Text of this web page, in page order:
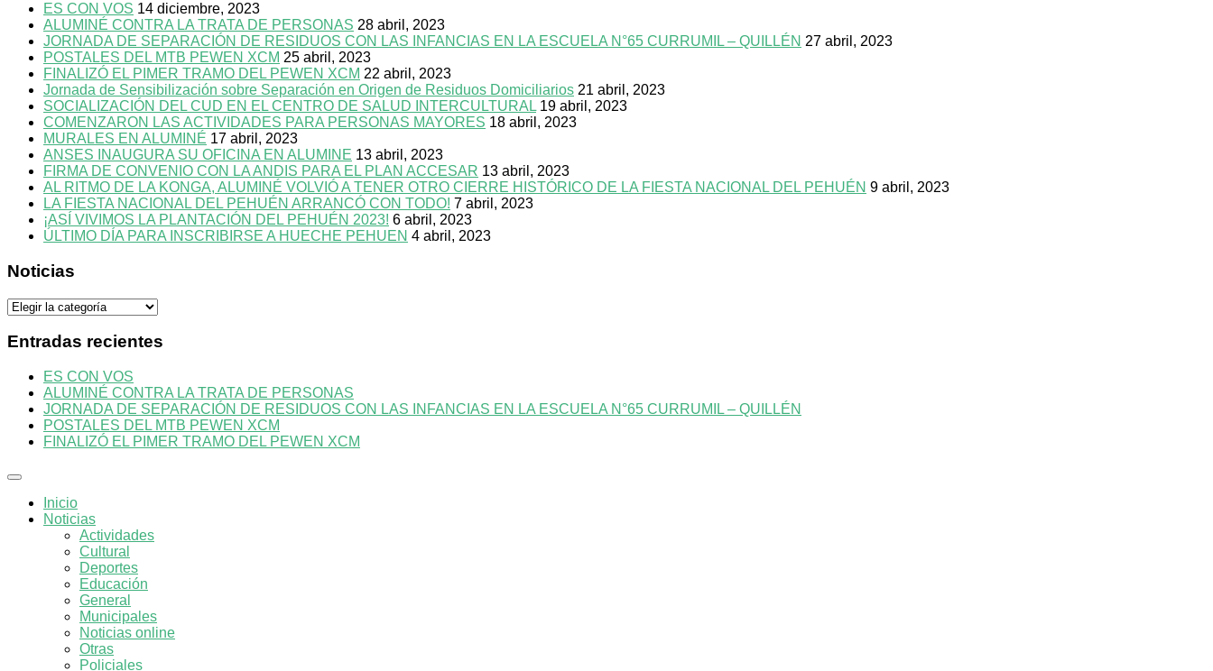
ES CON VOS 14 diciembre, 2023
ALUMINÉ CONTRA LA TRATA DE PERSONAS 28 abril, 2023
JORNADA DE SEPARACIÓN DE RESIDUOS CON LAS INFANCIAS EN LA ESCUELA N°65 CURRUMIL – QUILLÉN 27 abril, 2023
POSTALES DEL MTB PEWEN XCM 25 abril, 2023
FINALIZÓ EL PIMER TRAMO DEL PEWEN XCM 22 abril, 2023
Jornada de Sensibilización sobre Separación en Origen de Residuos Domiciliarios 21 abril, 2023
SOCIALIZACIÓN DEL CUD EN EL CENTRO DE SALUD INTERCULTURAL 19 abril, 2023
COMENZARON LAS ACTIVIDADES PARA PERSONAS MAYORES 18 abril, 2023
MURALES EN ALUMINÉ 17 abril, 2023
ANSES INAUGURA SU OFICINA EN ALUMINE 13 abril, 2023
FIRMA DE CONVENIO CON LA ANDIS PARA EL PLAN ACCESAR 13 abril, 2023
AL RITMO DE LA KONGA, ALUMINÉ VOLVIÓ A TENER OTRO CIERRE HISTÓRICO DE LA FIESTA NACIONAL DEL PEHUÉN 9 abril, 2023
LA FIESTA NACIONAL DEL PEHUÉN ARRANCÓ CON TODO! 7 abril, 2023
¡ASÍ VIVIMOS LA PLANTACIÓN DEL PEHUÉN 2023! 6 abril, 2023
ÚLTIMO DÍA PARA INSCRIBIRSE A HUECHE PEHUEN 4 abril, 2023
Noticias
Noticias
Entradas recientes
ES CON VOS
ALUMINÉ CONTRA LA TRATA DE PERSONAS
JORNADA DE SEPARACIÓN DE RESIDUOS CON LAS INFANCIAS EN LA ESCUELA N°65 CURRUMIL – QUILLÉN
POSTALES DEL MTB PEWEN XCM
FINALIZÓ EL PIMER TRAMO DEL PEWEN XCM
Inicio
Noticias
Actividades
Cultural
Deportes
Educación
General
Municipales
Noticias online
Otras
Policiales